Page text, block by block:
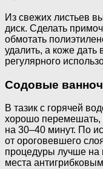
Из свежих листьев
диск. Сделать
обмотать
удалить, а коже дать
регулярного
Содовые
В тазик с горячей
хорошо перемешать,
на 30–40 минут. По
от ороговевшего
процедуры лучше на
места